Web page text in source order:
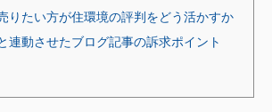
りたい方が住環境の評判をどう活かすか
連動させたブログ記事の訴求ポイント